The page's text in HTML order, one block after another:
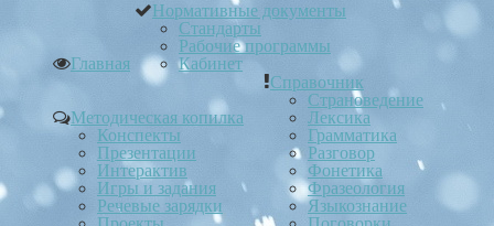
Главная
Нормативные документы
Стандарты
Рабочие программы
Кабинет
Методическая копилка
Конспекты
Презентации
Интерактив
Игры и задания
Речевые зарядки
Справочник
Страноведение
Лексика
Грамматика
Разговор
Фонетика
Фразеология
Языкознание